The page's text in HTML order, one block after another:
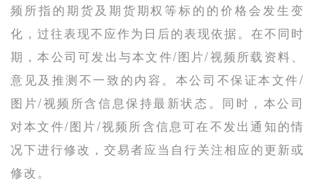
频所指的期货及期货期权等标的的价格会发生变
化，过往表现不应作为日后的表现依据。在不同时
期，本公司可发出与本文件/图片/视频所载资料、
意见及推测不一致的内容。本公司不保证本文件/
图片/视频所含信息保持最新状态。同时，本公司
对本文件/图片/视频所含信息可在不发出通知的情
况下进行修改，交易者应当自行关注相应的更新或
修改。